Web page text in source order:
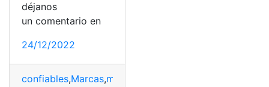
déjanos
un comentario en
24/12/2022
confiables,Marcas,menos